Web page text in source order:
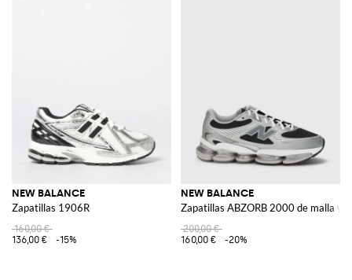
NEW BALANCE
Zapatillas 1906R
160,00 €
136,00 €
-15%
NEW BALANCE
Zapatillas ABZORB 2000 de malla y
200,00 €
160,00 €
-20%